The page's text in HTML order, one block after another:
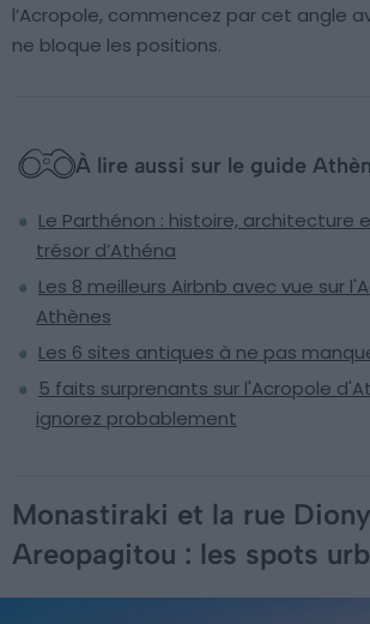
l’Acropole, commencez par cet angle
ne bloque les positions.
À lire aussi sur le guide
Le Parthénon : histoire, architecture
trésor d’Athéna
Les 8 meilleurs Airbnb avec vue sur
Athènes
Les 6 sites antiques à ne pas
5 faits surprenants sur l'Acropole
ignorez probablement
Monastiraki et la rue
Areopagitou : les spots